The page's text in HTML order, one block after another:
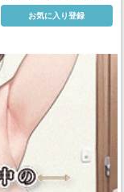
カ生塩ノア
お気に入り登録